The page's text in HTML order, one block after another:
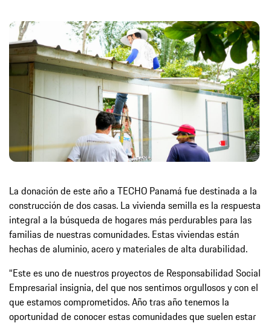
La donación de este año a TECHO Panamá fue destinada a la
construcción de dos casas. La vivienda semilla es la respuesta
integral a la búsqueda de hogares más perdurables para las
familias de nuestras comunidades. Estas viviendas están
hechas de aluminio, acero y materiales de alta durabilidad.
“Este es uno de nuestros proyectos de Responsabilidad Social
Empresarial insignia, del que nos sentimos orgullosos y con el
que estamos comprometidos. Año tras año tenemos la
oportunidad de conocer estas comunidades que suelen estar